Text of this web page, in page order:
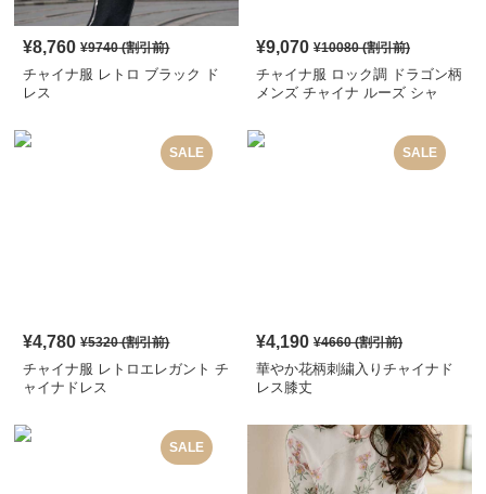
¥8,760 ¥9740(割引前)
チャイナ服 レトロ ブラック ド
レス
¥9,070 ¥10080(割引前)
チャイナ服 ロック調 ドラゴン柄
メンズ チャイナ ルーズ シャ
SALE
¥4,780 ¥5320(割引前)
チャイナ服 レトロエレガント チ
ャイナドレス
SALE
¥4,190 ¥4660(割引前)
華やか花柄刺繍入りチャイナド
レス膝丈
SALE